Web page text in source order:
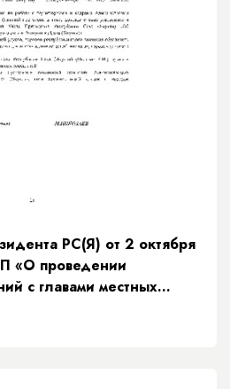
РС(Я) от 2 октября
«О проведении
с главами местных